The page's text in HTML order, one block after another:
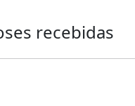
recebidas